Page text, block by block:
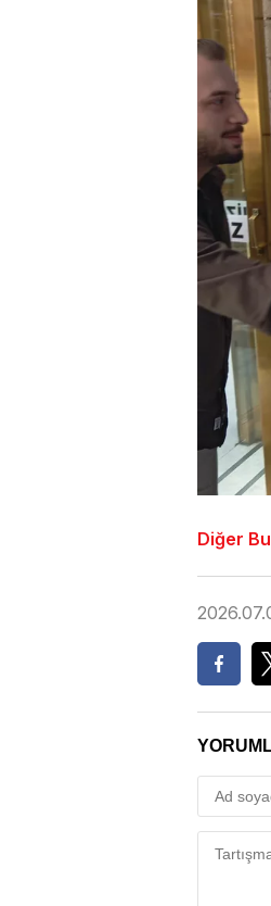
Diğer